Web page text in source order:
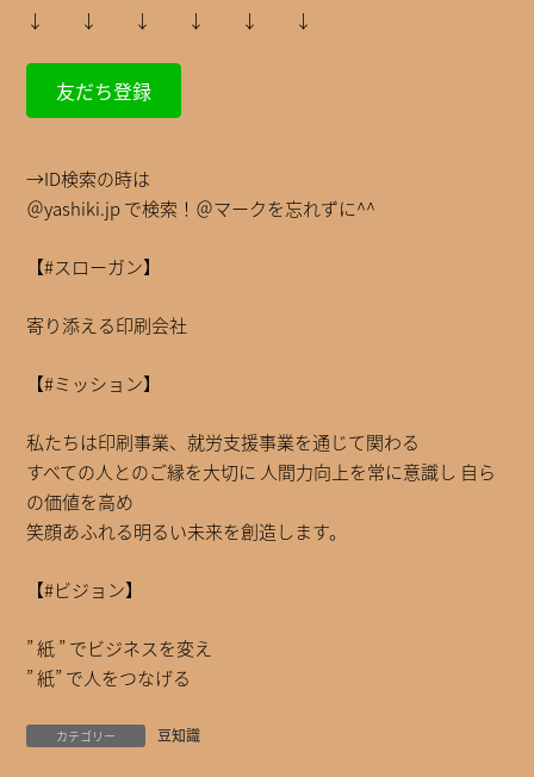
↓ ↓ ↓ ↓ ↓ ↓
友だち登録
→ID検索の時は
＠yashiki.jp で検索！＠マークを忘れずに^^
【#スローガン】
寄り添える印刷会社
【#ミッション】
私たちは印刷事業、就労支援事業を通じて関わる
すべての人とのご縁を大切に 人間力向上を常に意識し 自ら
の価値を高め
笑顔あふれる明るい未来を創造します。
【#ビジョン】
” 紙 ” でビジネスを変え
” 紙” で人をつなげる
カテゴリー 豆知識